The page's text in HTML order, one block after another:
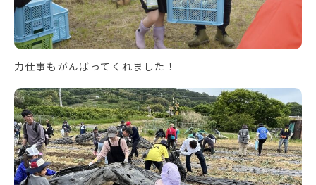
力仕事もがんばってくれました！